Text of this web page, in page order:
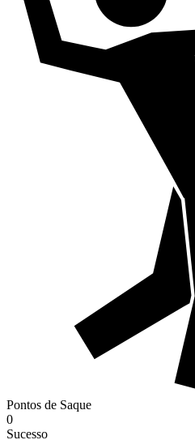
Pontos de Saque
0
Sucesso